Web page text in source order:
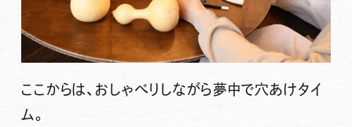
ここからは、おしゃべりしながら夢中で穴あけタイ
ム。